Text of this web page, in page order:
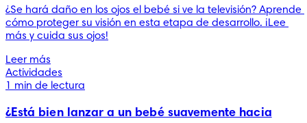
¿Se hará daño en los ojos el bebé si ve la televisión? Aprende
cómo proteger su visión en esta etapa de desarrollo. ¡Lee
más y cuida sus ojos!
Leer más
Actividades
1 min de lectura
¿Está bien lanzar a un bebé suavemente hacia